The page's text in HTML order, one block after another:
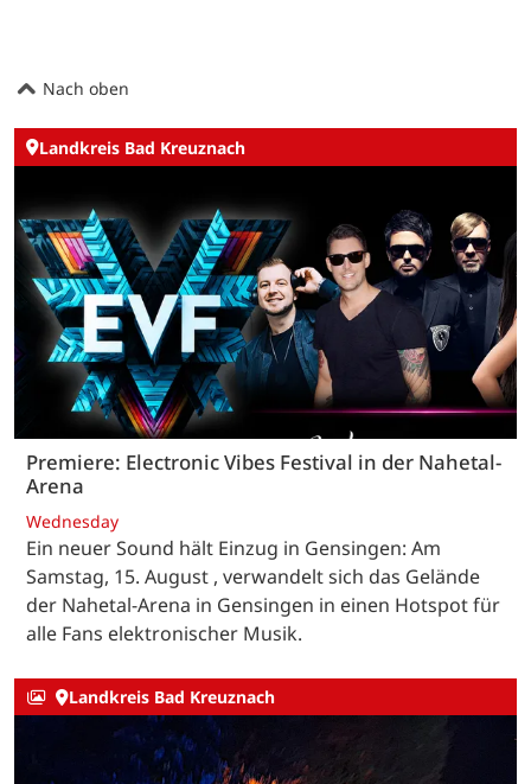
Nach oben
Landkreis Bad Kreuznach
Premiere: Electronic Vibes Festival in der Nahetal-
Arena
Wednesday
Ein neuer Sound hält Einzug in Gensingen: Am
Samstag, 15. August , verwandelt sich das Gelände
der Nahetal-Arena in Gensingen in einen Hotspot für
alle Fans elektronischer Musik.
Landkreis Bad Kreuznach